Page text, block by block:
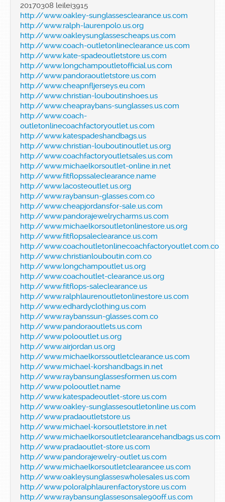
20170308 leilei3915
http://www.oakley-sunglassesclearance.us.com
http://www.ralph-laurenpolo.us.org
http://www.oakleysunglassescheaps.us.com
http://www.coach-outletonlineclearance.us.com
http://www.kate-spadeoutletstore.us.com
http://www.longchampoutletofficial.us.com
http://www.pandoraoutletstore.us.com
http://www.cheapnfljerseys.eu.com
http://www.christian-louboutinshoes.us
http://www.cheapraybans-sunglasses.us.com
http://www.coach-
outletonlinecoachfactoryoutlet.us.com
http://www.katespadeshandbags.us
http://www.christian-louboutinoutlet.us.org
http://www.coachfactoryoutletsales.us.com
http://www.michaelkorsoutlet-online.in.net
http://www.fitflopssaleclearance.name
http://www.lacosteoutlet.us.org
http://www.raybansun-glasses.com.co
http://www.cheapjordansfor-sale.us.com
http://www.pandorajewelrycharms.us.com
http://www.michaelkorsoutletonlinestore.us.org
http://www.fitflopsaleclearance.us.com
http://www.coachoutletonlinecoachfactoryoutlet.com.co
http://www.christianlouboutin.com.co
http://www.longchampoutlet.us.org
http://www.coachoutlet-clearance.us.org
http://www.fitflops-saleclearance.us
http://www.ralphlaurenoutletonlinestore.us.com
http://www.edhardyclothing.us.com
http://www.raybanssun-glasses.com.co
http://www.pandoraoutlets.us.com
http://www.polooutlet.us.org
http://www.airjordan.us.org
http://www.michaelkorssoutletclearance.us.com
http://www.michael-korshandbags.in.net
http://www.raybansunglassesformen.us.com
http://www.polooutlet.name
http://www.katespadeoutlet-store.us.com
http://www.oakley-sunglassesoutletonline.us.com
http://www.pradaoutletstore.us
http://www.michael-korsoutletstore.in.net
http://www.michaelkorsoutletclearancehandbags.us.com
http://www.pradaoutlet-store.us.com
http://www.pandorajewelry-outlet.us.com
http://www.michaelkorsoutletclearancee.us.com
http://www.oakleysunglasseswholesales.us.com
http://www.poloralphlaurenfactorystore.us.com
http://www.raybansunglassesonsale90off.us.com